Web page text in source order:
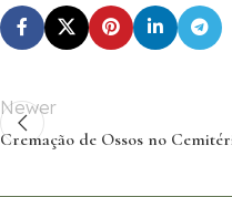
Newer
Cremação de Ossos no